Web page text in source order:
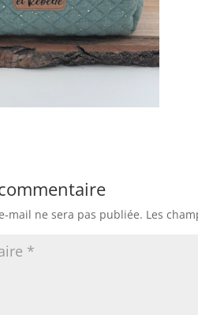
mail ne sera pas publiée. Les